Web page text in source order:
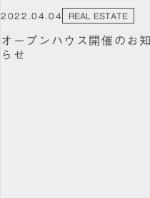
2022.04.04 REAL ESTATE
オープンハウス開催のお知
らせ